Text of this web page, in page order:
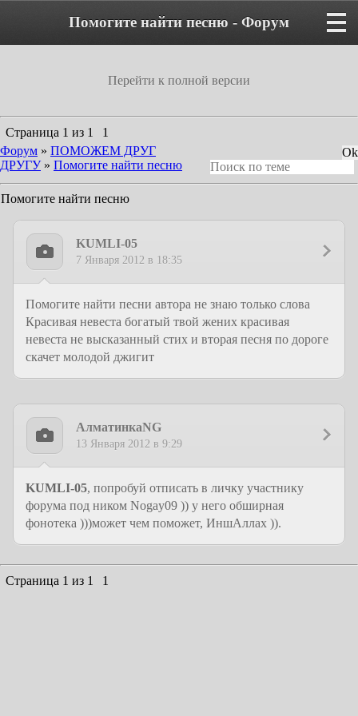
Помогите найти песню - Форум
Перейти к полной версии
Страница 1 из 1
1
Форум » ПОМОЖЕМ ДРУГ
ДРУГУ » Помогите найти песню
Помогите найти песню
KUMLI-05
7 Января 2012 в 18:35
Помогите найти песни автора не знаю только слова
Красивая невеста богатый твой жених красивая
невеста не высказанный стих и вторая песня по дороге
скачет молодой джигит
АлматинкаNG
13 Января 2012 в 9:29
KUMLI-05, попробуй отписать в личку участнику
форума под ником Nogay09 )) у него обширная
фонотека )))может чем поможет, ИншАллах )).
Страница 1 из 1 1